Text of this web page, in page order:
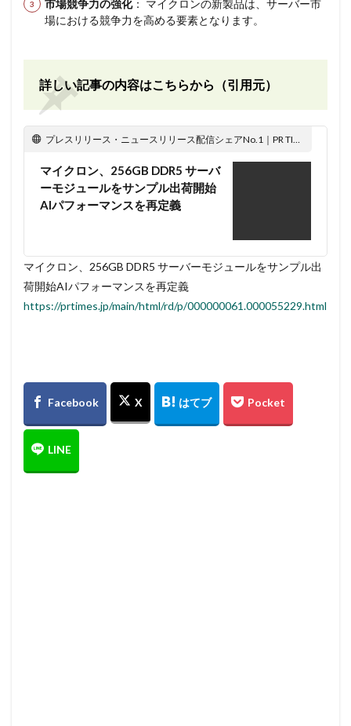
市場競争力の強化： マイクロンの新製品は、サーバー市
場における競争力を高める要素となります。
詳しい記事の内容はこちらから（引用元）
プレスリリース・ニュースリリース配信シェアNo.1｜PR TIMES
マイクロン、256GB DDR5 サーバ
ーモジュールをサンプル出荷開始
AIパフォーマンスを再定義
マイクロン、256GB DDR5 サーバーモジュールをサンプル出
荷開始AIパフォーマンスを再定義
https://prtimes.jp/main/html/rd/p/000000061.000055229.html